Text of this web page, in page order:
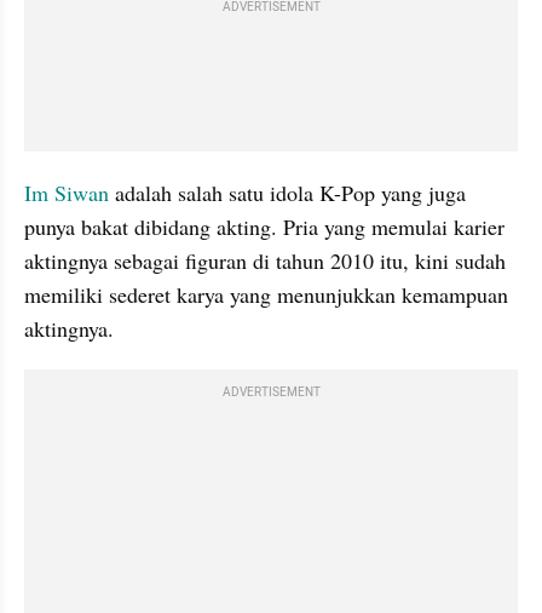
ADVERTISEMENT
Im Siwan adalah salah satu idola K-Pop yang juga
punya bakat dibidang akting. Pria yang memulai karier
aktingnya sebagai figuran di tahun 2010 itu, kini sudah
memiliki sederet karya yang menunjukkan kemampuan
aktingnya.
ADVERTISEMENT